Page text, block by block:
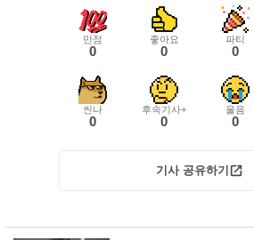
만점
0
좋아요
0
파티
0
씬나
0
후속기사+
0
울음
0
기사 공유하기